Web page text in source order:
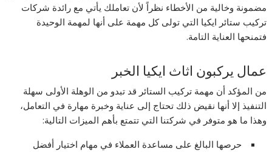
مضمونة وخالية من الأخطاء نظراً لأن تعاملك يأتي مع رائدة شركات
تركيب ستائر ايكيا التي تولى كل مهمة على أنها لمهمة الوحيدة
فتمنحها العناية التامة.
عمال يركبون اثاث ايكيا الخبر
من المؤكد أن مهمة تركيب الستائر قد تبدو من الوهلة الأولى سهلة
التنفيذ إلا أنها نقيض ذلك تحتاج إلى عناية وخبرة مهارة في التعامل،
وهذا ما هو متوفر في شركتنا التي تتمتع بأهم الميزات التالية:
حرصها البالغ على مساعدة العملاء في مهام اختيار أفضل